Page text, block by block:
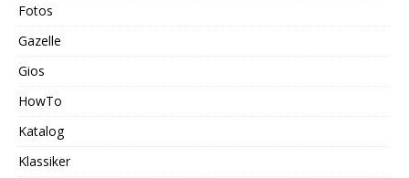
Fotos
Gazelle
Gios
HowTo
Katalog
Klassiker